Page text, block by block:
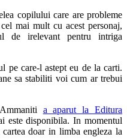
copilului care are probleme
mai mult cu acest personaj,
de irelevant pentru intriga
pe care-l astept eu de la carti.
sa stabiliti voi cum ar trebui
a aparut la Editura
este disponibila. In momentul
doar in limba engleza la